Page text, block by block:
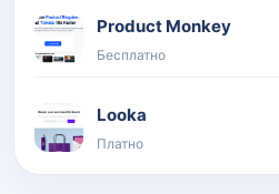
Product Monkey
Бесплатно
Looka
Платно